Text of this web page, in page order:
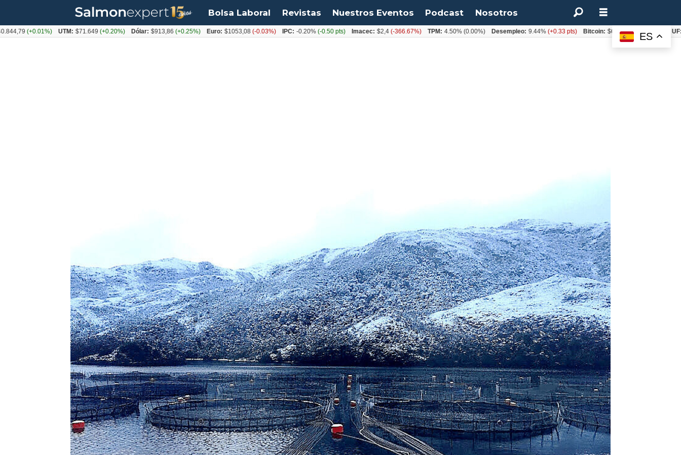
Bolsa Laboral Revistas Nuestros Eventos Podcast Nosotros
ES
(+0.01%) UTM: $71.649(+0.20%) Dólar: $913,86(+0.25%) Euro: $1053,08 (-0.03%) IPC: -0.20% (-0.50 pts) Imacec: $2,4(-366.67%) TPM: 4.50% (0.00%) Desempleo: 9.44% (+0.33 pts) Bitcoin: $64.600,08 (+2.93%)